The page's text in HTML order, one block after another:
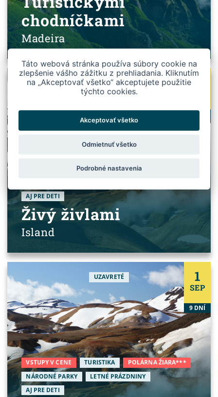
chodníčkami
Madeira
UZAVRETÉ 22
8 DNÍ
TURISTIKA
POLÁRNA ŽIARA***
AJ PRE DETI
Živý živlami
Island
UZAVRETÉ 1
SEP
9 DNÍ
VSTUPY V CENE TURISTIKA
POLÁRNA ŽIARA***
NÁRODNÉ PARKY
LETNÉ PRÁZDNINY
AJ PRE DETI
Táto webová stránka používa súbory cookie na
zlepšenie vášho zážitku z prehliadania. Kliknutím
na „Akceptovať všetko“ akceptujete použitie
týchto cookies.
Akceptovať všetko
Odmietnuť všetko
Podrobné nastavenia